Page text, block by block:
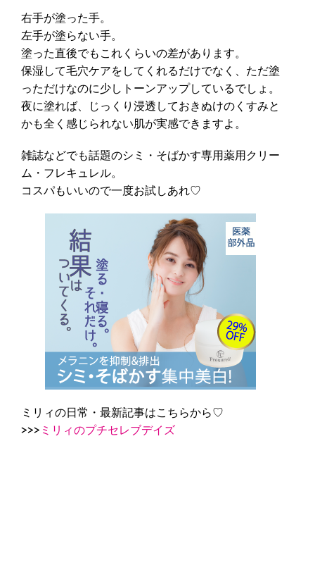
右手が塗った手。
左手が塗らない手。
塗った直後でもこれくらいの差があります。
保湿して毛穴ケアをしてくれるだけでなく、ただ塗
っただけなのに少しトーンアップしているでしょ。
夜に塗れば、じっくり浸透しておきぬけのくすみと
かも全く感じられない肌が実感できますよ。
雑誌などでも話題のシミ・そばかす専用薬用クリー
ム・フレキュレル。
コスパもいいので一度お試しあれ♡
ミリィの日常・最新記事はこちらから♡
>>> ミリィのプチセレブデイズ